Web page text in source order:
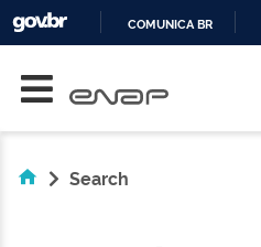
COMUNICA BR
Search